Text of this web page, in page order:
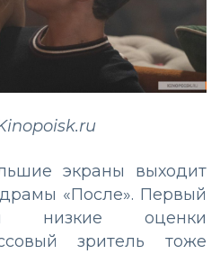
экраны выходит
«После». Первый
низкие оценки
зритель тоже